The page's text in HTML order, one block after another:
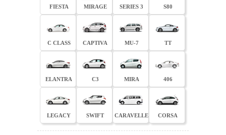
FIESTA MIRAGE SERIES 3 S80
C CLASS CAPTIVA MU-7 TT
ELANTRA C3 MIRA 406
LEGACY SWIFT CARAVELLE CORSA